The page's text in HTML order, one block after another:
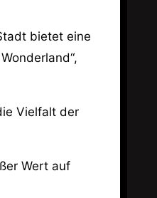
bietet eine
Vielfalt der
Wert auf